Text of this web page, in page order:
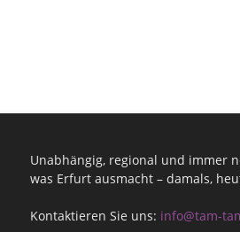
Unabhängig, regional und immer
was Erfurt ausmacht – damals,
Kontaktieren Sie uns: info@tam-